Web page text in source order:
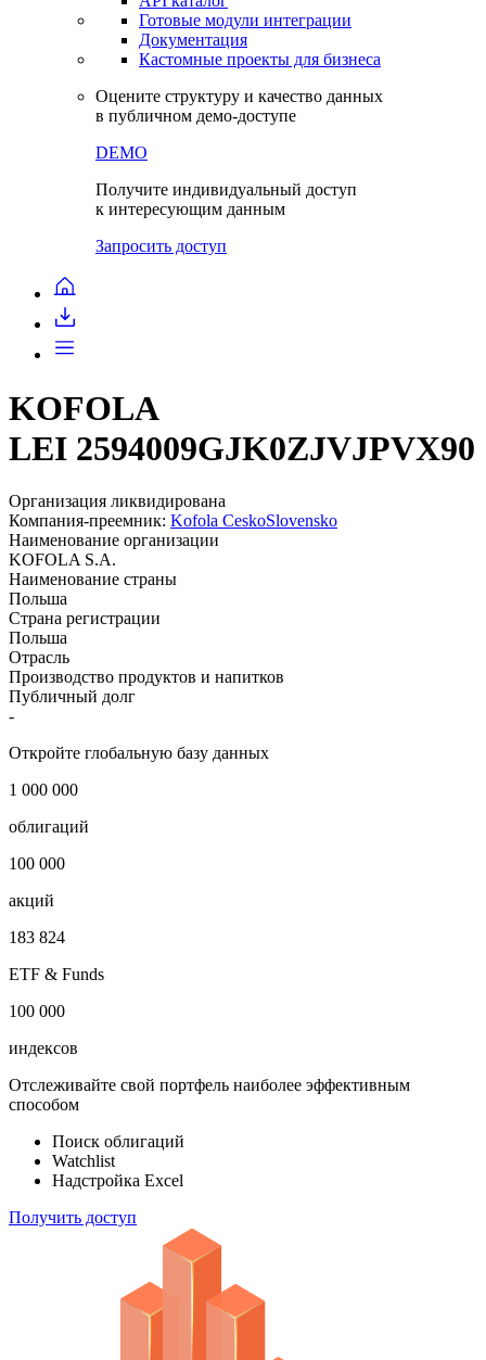
Получить доступ
API & Data Feed
API and Data Feed
Готовые модули интеграции
Документация
в публичном демо-доступе
LEI 2594009GJK0ZJVJPVX90
Организация ликвидирована
Компания-преемник:
Наименование организации
KOFOLA S.A.
Наименование страны
Польша
Страна регистрации
Производство продуктов и напитков
-
Откройте глобальную базу данных
1 000 000
облигаций
100 000
акций
183 824
ETF & Funds
100 000
Отслеживайте свой портфель наиболее эффективным
способом
Поиск облигаций
Надстройка Excel
Получить доступ